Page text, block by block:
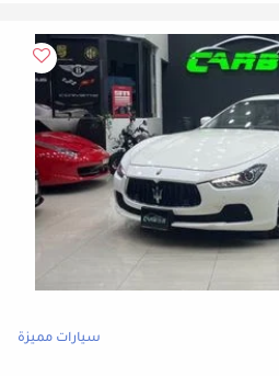
سيارات مميزة